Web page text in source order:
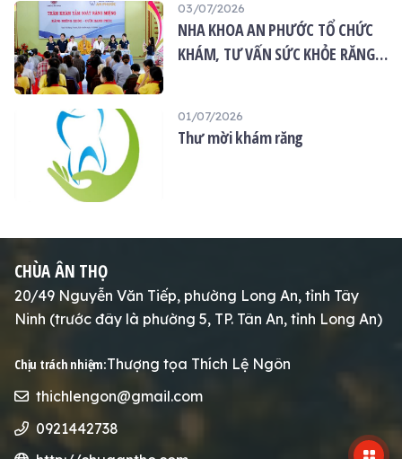
03/07/2026
NHA KHOA AN PHƯỚC TỔ CHỨC
KHÁM, TƯ VẤN SỨC KHỎE RĂNG
01/07/2026
Thư mời khám răng
CHÙA ÂN THỌ
20/49 Nguyễn Văn Tiếp, phường Long An, tỉnh Tây
Ninh (trước đây là phường 5, TP. Tân An, tỉnh Long An)
Chịu trách nhiệm:Thượng tọa Thích Lệ Ngôn
thichlengon@gmail.com
0921442738